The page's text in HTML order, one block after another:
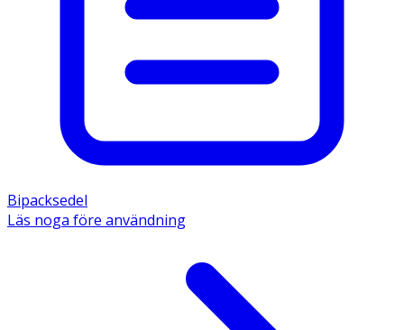
Bipacksedel
Läs noga före användning